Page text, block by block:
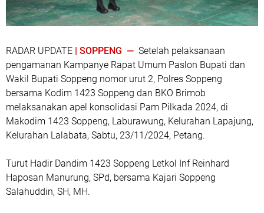
RADAR UPDATE | SOPPENG — Setelah pelaksanaan
pengamanan Kampanye Rapat Umum Paslon Bupati dan
Wakil Bupati Soppeng nomor urut 2, Polres Soppeng
bersama Kodim 1423 Soppeng dan BKO Brimob
melaksanakan apel konsolidasi Pam Pilkada 2024, di
Makodim 1423 Soppeng, Laburawung, Kelurahan Lapajung,
Kelurahan Lalabata, Sabtu, 23/11/2024, Petang.
Turut Hadir Dandim 1423 Soppeng Letkol Inf Reinhard
Haposan Manurung, SPd, bersama Kajari Soppeng
Salahuddin, SH, MH.